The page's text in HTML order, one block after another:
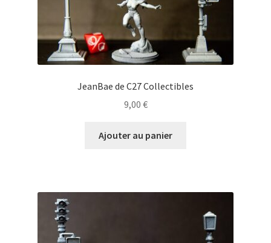
JeanBae de C27 Collectibles
9,00 €
Ajouter au panier